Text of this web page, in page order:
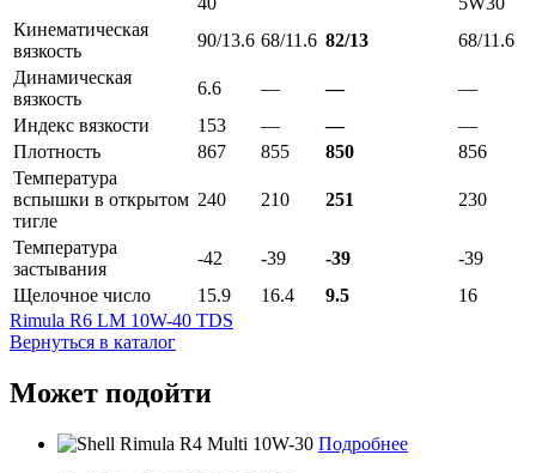
Кинематическая
вязкость
90/13.6 68/11.6 82/13
68/11.6
Динамическая
вязкость
6.6 — —
—
Индекс вязкости
153 — —
—
Плотность
867 855 850
856
Температура
вспышки в открытом
тигле
240 210 251 230
Температура
застывания
-42 -39 -39
-39
Щелочное число
15.9 16.4 9.5
16
Rimula R6 LM 10W-40 TDS
Вернуться в каталог
Может подойти
Подробнее